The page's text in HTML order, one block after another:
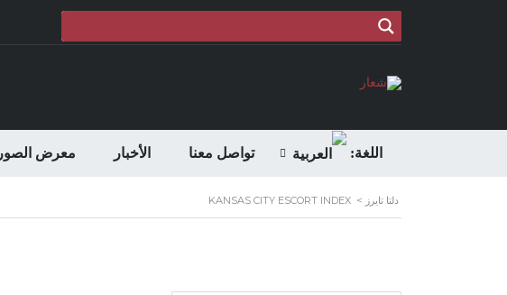
معرض الصور الأخبار تواصل معنا اللغة:
دلتا تايرز >
KANSAS CITY ESCORT INDEX